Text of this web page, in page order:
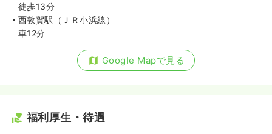
徒歩13分
西敦賀駅（ＪＲ小浜線）
車12分
Google Mapで見る
福利厚生・待遇